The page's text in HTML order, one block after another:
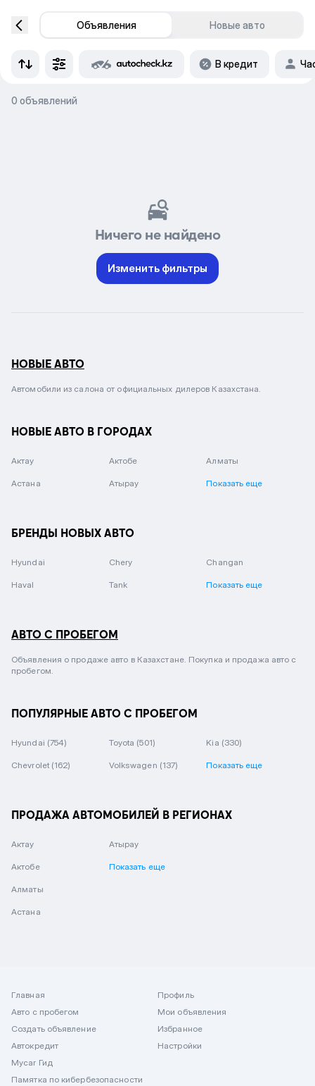
Объявления Новые авто
В кредит
0 объявлений
Ничего не найдено
Изменить фильтры
НОВЫЕ АВТО
Автомобили из салона от официальных дилеров Казахстана.
НОВЫЕ АВТО В ГОРОДАХ
Актау Актобе Алматы
Астана Атырау Показать еще
БРЕНДЫ НОВЫХ АВТО
Hyundai Chery Changan
Haval Tank Показать еще
АВТО С ПРОБЕГОМ
Объявления о продаже авто в Казахстане. Покупка и продажа авто с
пробегом.
ПОПУЛЯРНЫЕ АВТО С ПРОБЕГОМ
Hyundai (754) Toyota (501) Kia (330)
Chevrolet (162) Volkswagen (137) Показать еще
ПРОДАЖА АВТОМОБИЛЕЙ В РЕГИОНАХ
Актау
Актобе
Алматы
Астана
Атырау
Показать еще
Главная
Авто с пробегом
Создать объявление
Автокредит
Mycar Гид
Памятка по кибербезопасности
Профиль
Мои объявления
Избранное
Настройки